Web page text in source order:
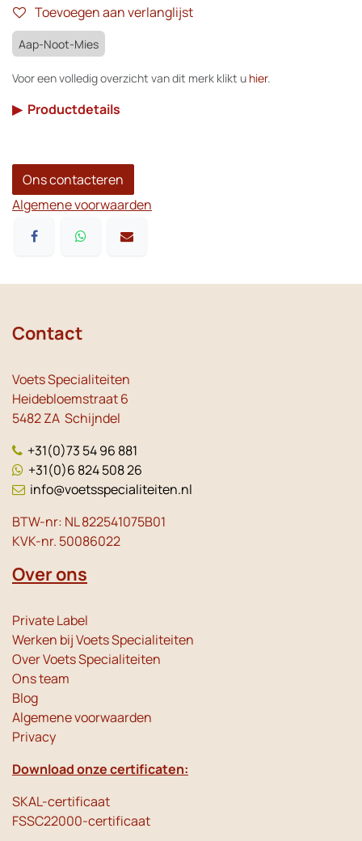
Toevoegen aan verlanglijst
Aap-Noot-Mies
Voor een volledig overzicht van dit merk klikt u hier.
▶ Productdetails
Ons contacteren
Algemene voorwaarden
Contact
Voets Specialiteiten
Heidebloemstraat 6
5482 ZA Schijndel
+31(0)73 54 96 881
+31(0)6 824 508 26
info@voetsspecialiteiten.nl
BTW-nr: NL 822541075B01
KVK-nr. 50086022
Over ons
Private Label
Werken bij Voets Specialiteiten
Over Voets Specialiteiten
Ons team
Blog
Algemene voorwaarden
Privacy
Download onze certificaten:
SKAL-certificaat
FSSC22000-certificaat